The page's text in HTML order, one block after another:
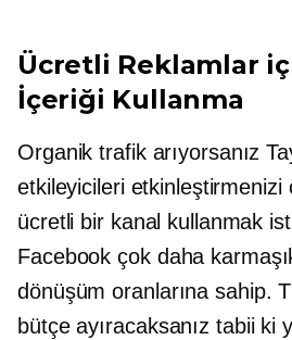
Ücretli Reklamlar
İçeriği Kullanma
Organik trafik arıyorsanız
etkileyicileri etkinleştirmenizi
ücretli bir kanal kullanmak
Facebook çok daha
dönüşüm oranlarına sahip.
bütçe ayıracaksanız tabii ki